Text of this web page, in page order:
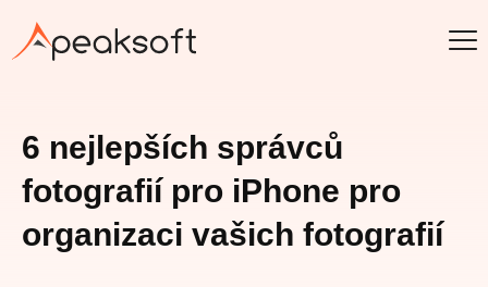
6 nejlepších správců
fotografií pro iPhone pro
organizaci vašich fotografií